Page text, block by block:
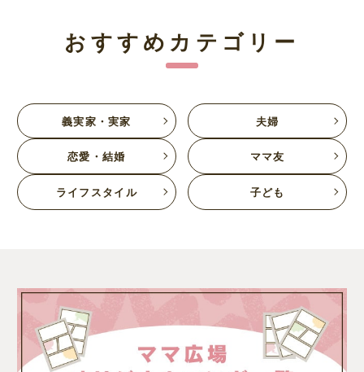
おすすめカテゴリー
義実家・実家 夫婦
恋愛・結婚 ママ友
ライフスタイル 子ども